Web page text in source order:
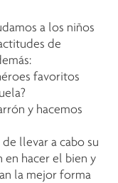
a los niños
de
favoritos
y hacemos
llevar a cabo su
en hacer el bien y
la mejor forma